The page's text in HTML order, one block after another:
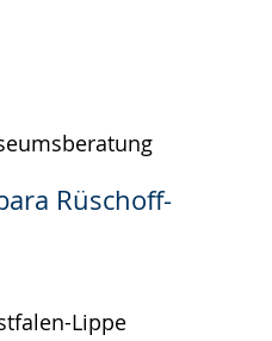
Rüschoff-
Lippe